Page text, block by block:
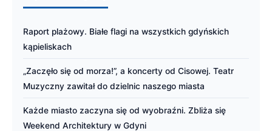
Raport plażowy. Białe flagi na wszystkich gdyńskich
kąpieliskach
„Zaczęło się od morza!”, a koncerty od Cisowej. Teatr
Muzyczny zawitał do dzielnic naszego miasta
Każde miasto zaczyna się od wyobraźni. Zbliża się
Weekend Architektury w Gdyni